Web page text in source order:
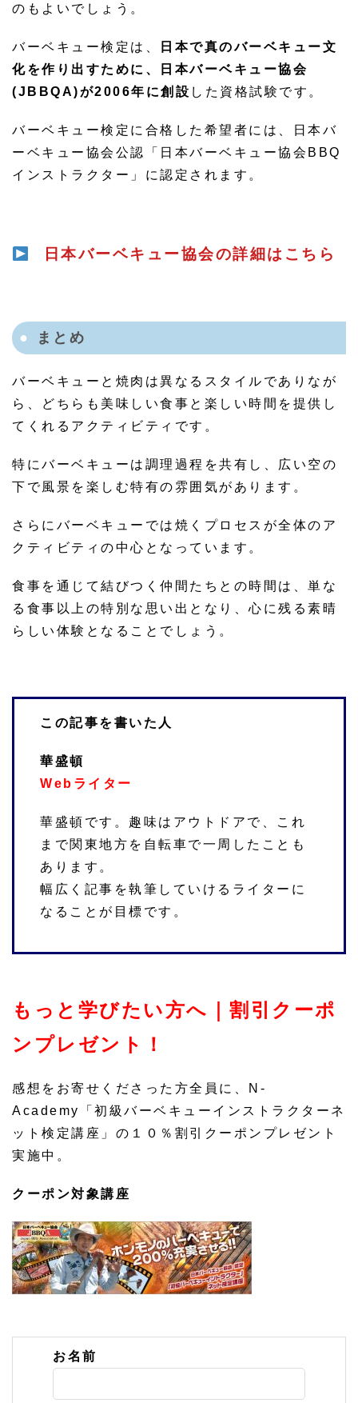
のもよいでしょう。
バーベキュー検定は、
日本で真のバーベキュー文
化を作り出すために、日本バーベキュー協会
(JBBQA)が2006年に創設 した資格試験です。
バーベキュー検定に合格した希望者には、日本バ
ーベキュー協会公認「日本バーベキュー協会BBQ
インストラクター」に認定されます。
日本バーベキュー協会の詳細はこちら
まとめ
バーベキューと焼肉は異なるスタイルでありなが
ら、どちらも美味しい食事と楽しい時間を提供し
てくれるアクティビティです。
特にバーベキューは調理過程を共有し、広い空の
下で風景を楽しむ特有の雰囲気があります。
さらにバーベキューでは焼くプロセスが全体のア
クティビティの中心となっています。
食事を通じて結びつく仲間たちとの時間は、単な
る食事以上の特別な思い出となり、心に残る素晴
らしい体験となることでしょう。
この記事を書いた人
華盛頓
Webライター
華盛頓です。趣味はアウトドアで、これ
まで関東地方を自転車で一周したことも
あります。
幅広く記事を執筆していけるライターに
なることが目標です。
もっと学びたい方へ｜割引クーポ
ンプレゼント！
感想をお寄せくださった方全員に、N-
Academy「初級バーベキューインストラクターネ
ット検定講座」の１０％割引クーポンプレゼント
実施中。
クーポン対象講座
お名前